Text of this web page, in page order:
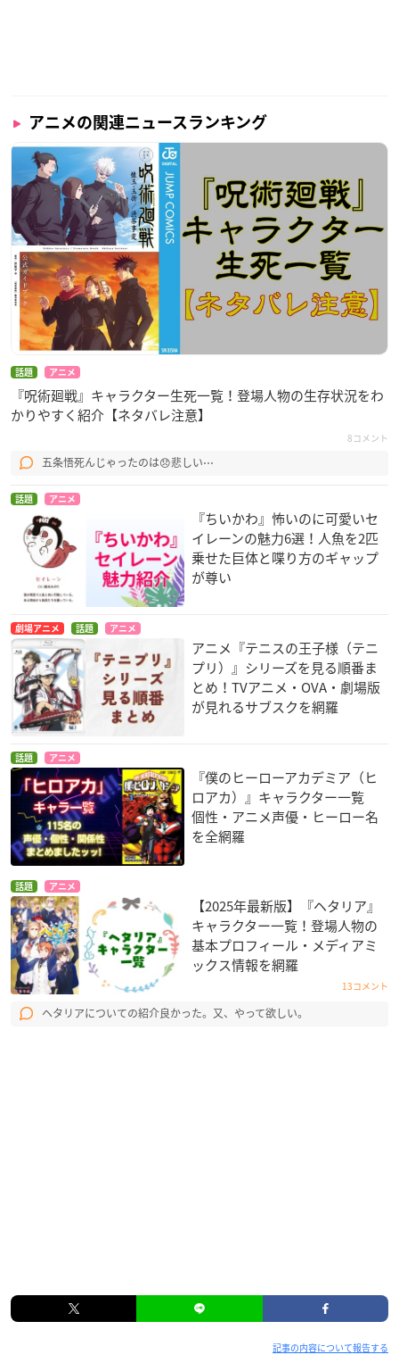
アニメの関連ニュースランキング
話題 アニメ
『呪術廻戦』キャラクター生死一覧！登場人物の生存状況をわ
かりやすく紹介【ネタバレ注意】
8コメント
五条悟死んじゃったのは😞悲しい⋯
話題 アニメ
『ちいかわ』怖いのに可愛いセ
イレーンの魅力6選！人魚を2匹
乗せた巨体と喋り方のギャップ
が尊い
劇場アニメ 話題 アニメ
アニメ『テニスの王子様（テニ
プリ）』シリーズを見る順番ま
とめ！TVアニメ・OVA・劇場版
が見れるサブスクを網羅
話題 アニメ
『僕のヒーローアカデミア（ヒ
ロアカ）』キャラクター一覧
個性・アニメ声優・ヒーロー名
を全網羅
話題 アニメ
【2025年最新版】『ヘタリア』
キャラクター一覧！登場人物の
基本プロフィール・メディアミ
ックス情報を網羅
13コメント
ヘタリアについての紹介良かった。又、やって欲しい。
記事の内容について報告する